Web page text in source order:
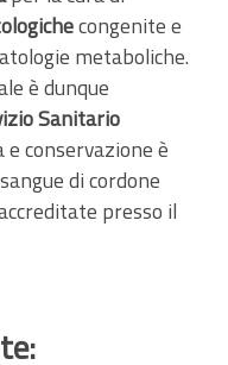
congenite e
metaboliche.
è dunque
Sanitario
e conservazione è
di cordone
presso il
: